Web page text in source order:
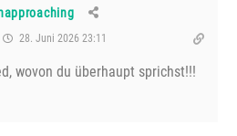
28. Juni 2026 23:11
wovon du überhaupt sprichst!!!